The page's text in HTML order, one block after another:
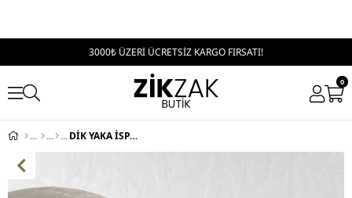
3000₺ ÜZERİ ÜCRETSİZ KARGO FIRSATI!
0
DİK YAKA İSPANYOL KOL LEOPAR DESEN TRİKO BORDO